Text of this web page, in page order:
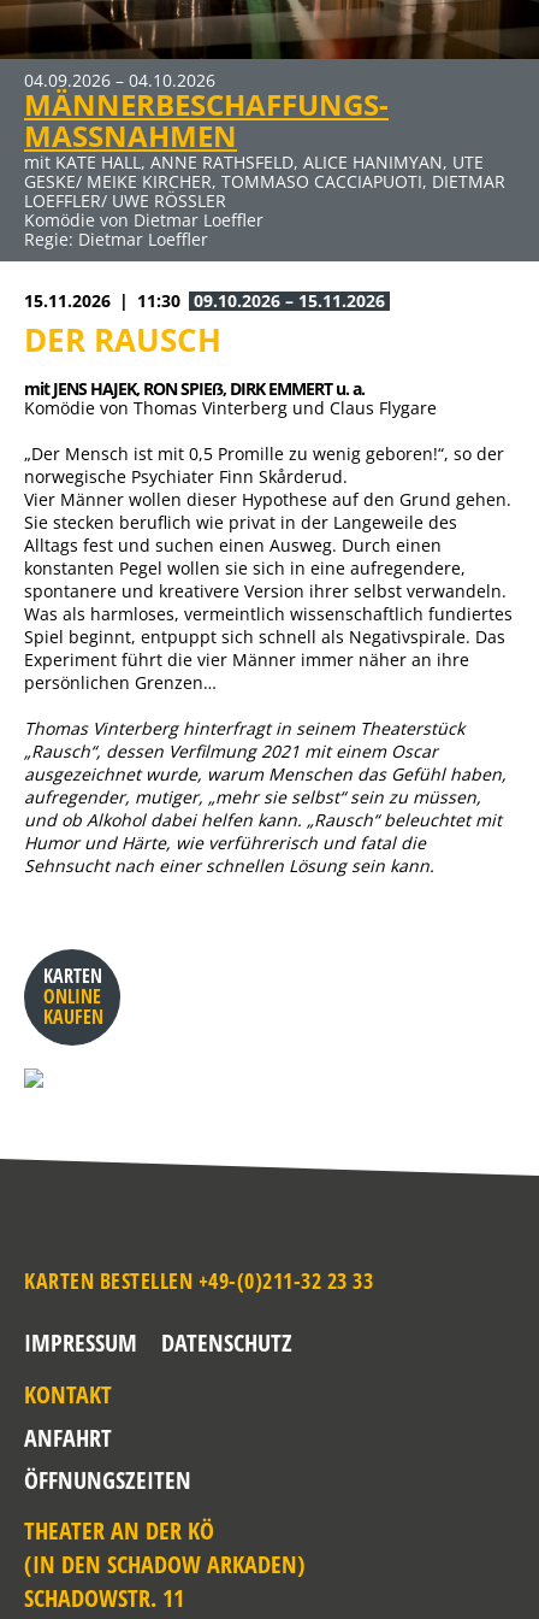
04.09.2026 – 04.10.2026
MÄNNERBESCHAFFUNGS-
MASSNAHMEN
mit KATE HALL, ANNE RATHSFELD, ALICE HANIMYAN, UTE
GESKE/ MEIKE KIRCHER, TOMMASO CACCIAPUOTI, DIETMAR
LOEFFLER/ UWE RÖSSLER
Komödie von Dietmar Loeffler
Regie: Dietmar Loeffler
15.11.2026 11:30 09.10.2026 – 15.11.2026
DER RAUSCH
mit JENS HAJEK, RON SPIEẞ, DIRK EMMERT u. a.
Komödie von Thomas Vinterberg und Claus Flygare
„Der Mensch ist mit 0,5 Promille zu wenig geboren!“, so der
norwegische Psychiater Finn Skårderud.
Vier Männer wollen dieser Hypothese auf den Grund gehen.
Sie stecken beruflich wie privat in der Langeweile des
Alltags fest und suchen einen Ausweg. Durch einen
konstanten Pegel wollen sie sich in eine aufregendere,
spontanere und kreativere Version ihrer selbst verwandeln.
Was als harmloses, vermeintlich wissenschaftlich fundiertes
Spiel beginnt, entpuppt sich schnell als Negativspirale. Das
Experiment führt die vier Männer immer näher an ihre
persönlichen Grenzen…
Thomas Vinterberg hinterfragt in seinem Theaterstück
„Rausch“, dessen Verfilmung 2021 mit einem Oscar
ausgezeichnet wurde, warum Menschen das Gefühl haben,
aufregender, mutiger, „mehr sie selbst“ sein zu müssen,
und ob Alkohol dabei helfen kann. „Rausch“ beleuchtet mit
Humor und Härte, wie verführerisch und fatal die
Sehnsucht nach einer schnellen Lösung sein kann.
KARTEN
ONLINE
KAUFEN
KARTEN BESTELLEN +49-(0)211-32 23 33
IMPRESSUM
DATENSCHUTZ
KONTAKT
ANFAHRT
ÖFFNUNGSZEITEN
THEATER AN DER KÖ
(IN DEN SCHADOW ARKADEN)
SCHADOWSTR. 11